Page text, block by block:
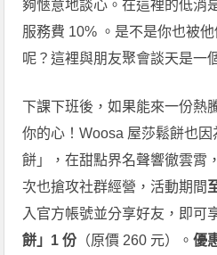
夠愜意地談心。在這裡的低消
服務費 10% 。是不是你也被
呢？這裡與朋友聚會談天是一
下課下班後，如果能來一份熱
你的心！Woosa 屋莎鬆餅也
餅」，在甜點界名聲響徹雲霄
次也搶攻社群經營，活動期間
入官方帳號並分享好友，即可
餅」1 份 （原價 260 元）。優